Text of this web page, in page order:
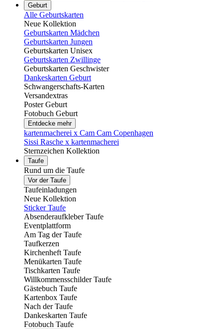
Geburt
Alle Geburtskarten
Neue Kollektion
Geburtskarten Mädchen
Geburtskarten Jungen
Geburtskarten Unisex
Geburtskarten Zwillinge
Geburtskarten Geschwister
Dankeskarten Geburt
Schwangerschafts-Karten
Versandextras
Poster Geburt
Fotobuch Geburt
Entdecke mehr
kartenmacherei x Cam Cam Copenhagen
Sissi Rasche x kartenmacherei
Sternzeichen Kollektion
Taufe
Rund um die Taufe
Vor der Taufe
Taufeinladungen
Neue Kollektion
Sticker Taufe
Absenderaufkleber Taufe
Eventplattform
Am Tag der Taufe
Taufkerzen
Kirchenheft Taufe
Menükarten Taufe
Tischkarten Taufe
Willkommensschilder Taufe
Gästebuch Taufe
Kartenbox Taufe
Nach der Taufe
Dankeskarten Taufe
Fotobuch Taufe